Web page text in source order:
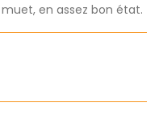
en assez bon état.